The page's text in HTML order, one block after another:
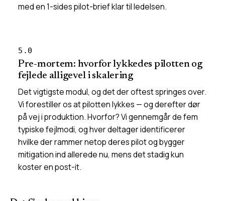
med en 1-sides pilot-brief klar til ledelsen.
5.0
Pre-mortem: hvorfor lykkedes pilotten og
fejlede alligevel i skalering
Det vigtigste modul, og det der oftest springes over.
Vi forestiller os at pilotten lykkes — og derefter dør
på vej i produktion. Hvorfor? Vi gennemgår de fem
typiske fejlmodi, og hver deltager identificerer
hvilke der rammer netop deres pilot og bygger
mitigation ind allerede nu, mens det stadig kun
koster en post-it.